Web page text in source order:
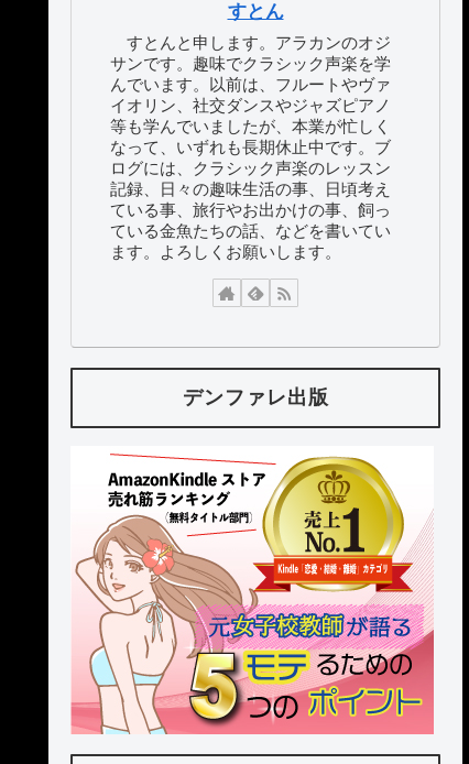
すとん
すとんと申します。アラカンのオジ
サンです。趣味でクラシック声楽を学
んでいます。以前は、フルートやヴァ
イオリン、社交ダンスやジャズピアノ
等も学んでいましたが、本業が忙しく
なって、いずれも長期休止中です。ブ
ログには、クラシック声楽のレッスン
記録、日々の趣味生活の事、日頃考え
ている事、旅行やお出かけの事、飼っ
ている金魚たちの話、などを書いてい
ます。よろしくお願いします。
デンファレ出版